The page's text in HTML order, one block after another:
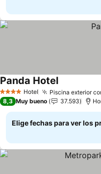
4 EstrellasHotel Piscina exterior
Panda Hotel
8,3 Muy bueno 37.593
Elige fechas para ver los